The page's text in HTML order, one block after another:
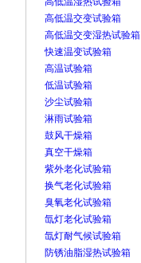
高低温交变试验箱
高低温交变湿热试验箱
快速温变试验箱
高温试验箱
低温试验箱
沙尘试验箱
淋雨试验箱
鼓风干燥箱
真空干燥箱
紫外老化试验箱
换气老化试验箱
臭氧老化试验箱
氙灯老化试验箱
氙灯耐气候试验箱
防锈油脂湿热试验箱